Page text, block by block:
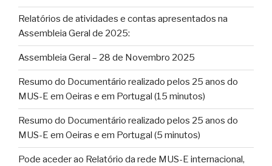
Relatórios de atividades e contas apresentados na
Assembleia Geral de 2025:
Assembleia Geral – 28 de Novembro 2025
Resumo do Documentário realizado pelos 25 anos do
MUS-E em Oeiras e em Portugal (15 minutos)
Resumo do Documentário realizado pelos 25 anos do
MUS-E em Oeiras e em Portugal (5 minutos)
Pode aceder ao Relatório da rede MUS-E internacional,